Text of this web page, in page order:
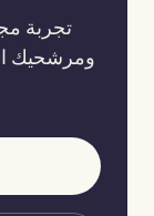
ومرشحيك